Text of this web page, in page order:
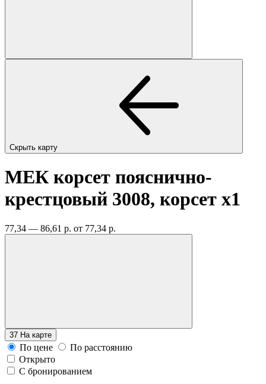
Скрыть карту
МЕК корсет пояснично-
крестцовый 3008, корсет x1
77,34 — 86,61 р. от 77,34 р.
37 На карте
По цене
По расстоянию
Открыто
С бронированием